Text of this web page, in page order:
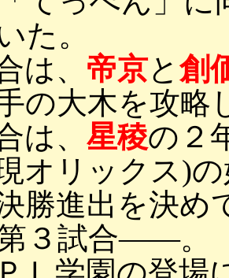
た。
は、 帝京と 創
の大木を攻略
は、 星稜の２
オリックス)の
勝進出を決め
３試合――。